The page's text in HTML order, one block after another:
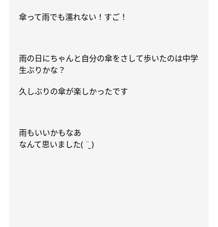
傘って雨でも濡れない！すご！
雨の日にちゃんと自分の傘をさして歩いたのは中学
生ぶりかな？
久しぶりの傘が楽しかったです
雨もいいかもなあ
なんて思いました( ¨̮ )